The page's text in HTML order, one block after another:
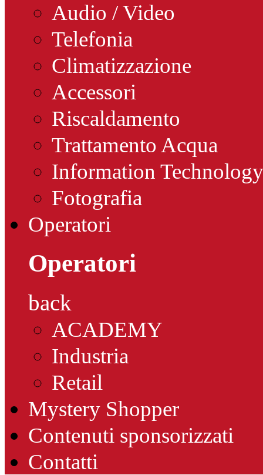
Audio / Video
Telefonia
Climatizzazione
Accessori
Riscaldamento
Trattamento Acqua
Information Technology
Fotografia
Operatori
Operatori
back
ACADEMY
Industria
Retail
Mystery Shopper
Contenuti sponsorizzati
Contatti